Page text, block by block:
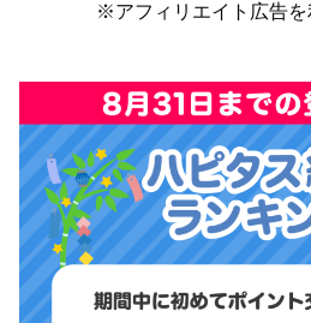
※アフィリエイト広告を